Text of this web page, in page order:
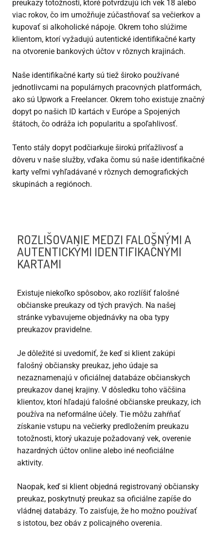
preukazy totožnosti, ktoré potvrdzujú ich vek 18 alebo
viac rokov, čo im umožňuje zúčastňovať sa večierkov a
kupovať si alkoholické nápoje. Okrem toho slúžime
klientom, ktorí vyžadujú autentické identifikačné karty
na otvorenie bankových účtov v rôznych krajinách.
Naše identifikačné karty sú tiež široko používané
jednotlivcami na populárnych pracovných platformách,
ako sú Upwork a Freelancer. Okrem toho existuje značný
dopyt po našich ID kartách v Európe a Spojených
štátoch, čo odráža ich popularitu a spoľahlivosť.
Tento stály dopyt podčiarkuje širokú príťažlivosť a
dôveru v naše služby, vďaka čomu sú naše identifikačné
karty veľmi vyhľadávané v rôznych demografických
skupinách a regiónoch.
ROZLIŠOVANIE MEDZI FALOŠNÝMI A
AUTENTICKÝMI IDENTIFIKAČNÝMI
KARTAMI
Existuje niekoľko spôsobov, ako rozlíšiť falošné
občianske preukazy od tých pravých. Na našej
stránke vybavujeme objednávky na oba typy
preukazov pravidelne.
Je dôležité si uvedomiť, že keď si klient zakúpi
falošný občiansky preukaz, jeho údaje sa
nezaznamenajú v oficiálnej databáze občianskych
preukazov danej krajiny. V dôsledku toho väčšina
klientov, ktorí hľadajú falošné občianske preukazy, ich
používa na neformálne účely. Tie môžu zahŕňať
získanie vstupu na večierky predložením preukazu
totožnosti, ktorý ukazuje požadovaný vek, overenie
hazardných účtov online alebo iné neoficiálne
aktivity.
Naopak, keď si klient objedná registrovaný občiansky
preukaz, poskytnutý preukaz sa oficiálne zapíše do
vládnej databázy. To zaisťuje, že ho možno používať
s istotou, bez obáv z policajného overenia.